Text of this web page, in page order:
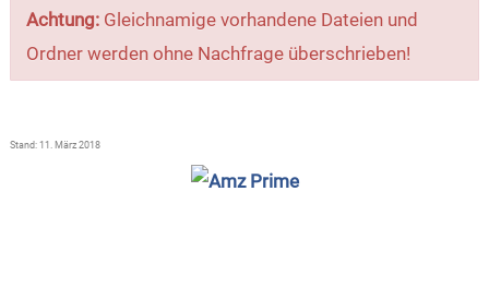
Achtung: Gleichnamige vorhandene Dateien und
Ordner werden ohne Nachfrage überschrieben!
Stand: 11. März 2018